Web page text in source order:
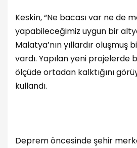
Keskin, “Ne bacası var ne de
yapabileceğimiz uygun bir
Malatya’nın yıllardır oluşmuş
vardı. Yapılan yeni projelerde
ölçüde ortadan kalktığını
kullandı.
Deprem öncesinde şehir